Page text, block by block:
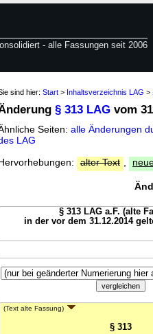
- alle Fassungen seit 2006
sind hier: Start > Inhaltsverzeichnis LAG >
§ 313 LAG vom
Seiten: alle Änderungen
LAG
alter Text
§ 313 LAG a.F. (alte
in der vor dem 31.12.2014
(Text alte Fassung)
§ 313